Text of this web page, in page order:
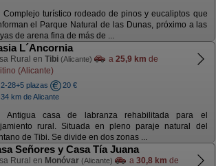
Complejo turístico rodeado de pinos y eucaliptos que
el Parque Natural de las Dunas, próximo a las
de arena fina de más de ...
L´Ancornia
Rural en Tibi (Alicante) a 25,9 km de
(Alicante)
2-28+5 plazas
20 €
34 km de Alicante
Antigua casa de labranza rehabilitada para el
rural. Situada en pleno paraje natural del
de Tibi. Se divide en dos zonas ...
Señores y Casa Tía Juana
Rural en Monóvar (Alicante) a 30,8 km de